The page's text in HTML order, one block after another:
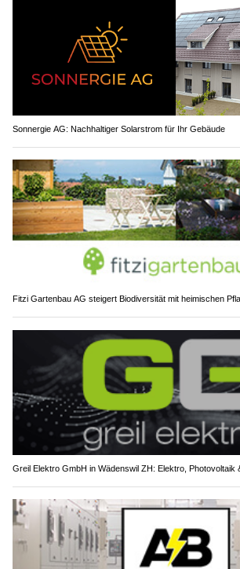
Sonnergie AG: Nachhaltiger Solarstrom für Ihr Gebäude
Fitzi Gartenbau AG steigert Biodiversität mit heimischen
Greil Elektro GmbH in Wädenswil ZH: Elektro, Photovoltaik